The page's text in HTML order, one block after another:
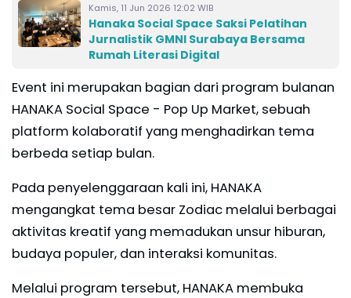
Kamis, 11 Jun 2026 12:02 WIB
Hanaka Social Space Saksi Pelatihan
Jurnalistik GMNI Surabaya Bersama
Rumah Literasi Digital
Event ini merupakan bagian dari program bulanan
HANAKA Social Space - Pop Up Market, sebuah
platform kolaboratif yang menghadirkan tema
berbeda setiap bulan.
Pada penyelenggaraan kali ini, HANAKA
mengangkat tema besar Zodiac melalui berbagai
aktivitas kreatif yang memadukan unsur hiburan,
budaya populer, dan interaksi komunitas.
Melalui program tersebut, HANAKA membuka